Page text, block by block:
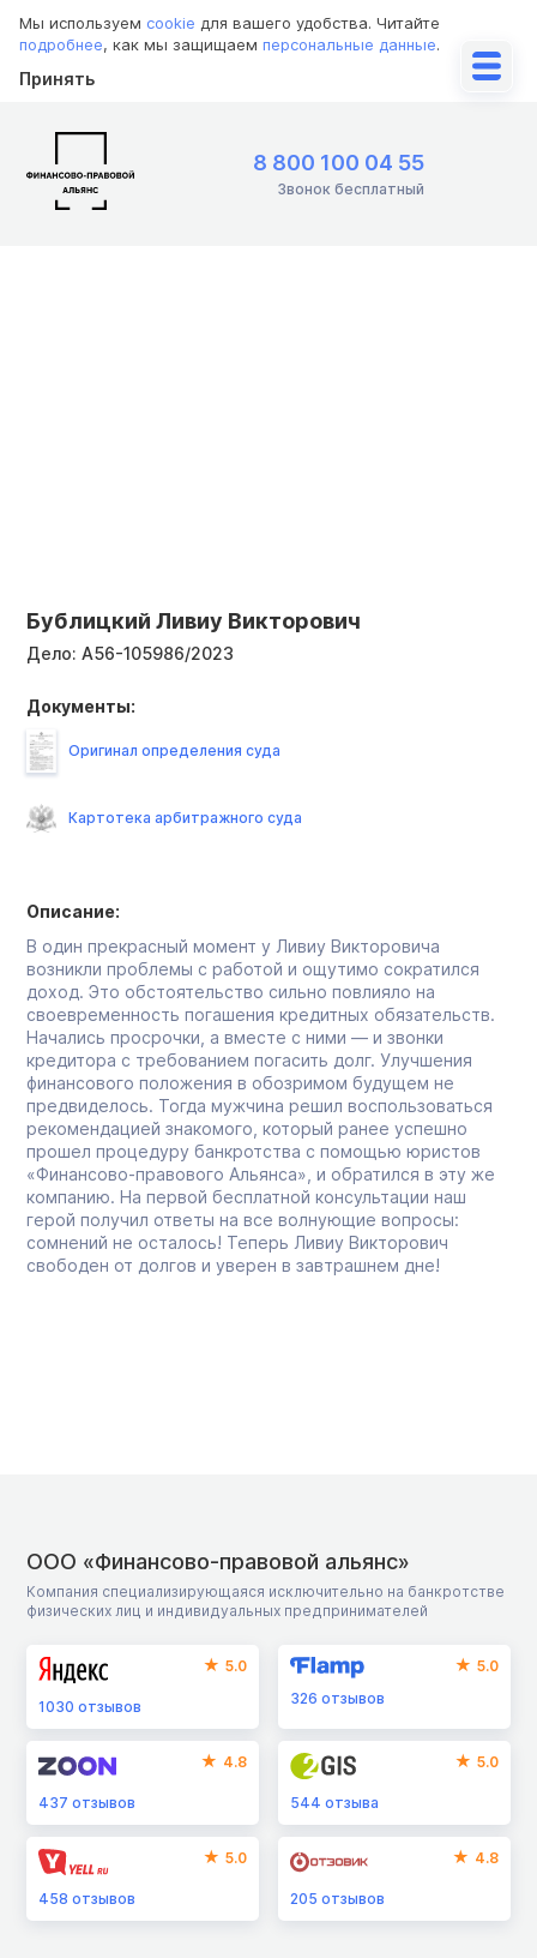
Мы используем cookie для вашего удобства. Читайте
подробнее, как мы защищаем персональные данные.
Принять
8 800 100 04 55
Звонок бесплатный
Бублицкий Ливиу Викторович
Дело: А56-105986/2023
Описание:
В один прекрасный момент у Ливиу Викторовича
возникли проблемы с работой и ощутимо сократился
доход. Это обстоятельство сильно повлияло на
своевременность погашения кредитных обязательств.
Начались просрочки, а вместе с ними — и звонки
кредитора с требованием погасить долг. Улучшения
финансового положения в обозримом будущем не
предвиделось. Тогда мужчина решил воспользоваться
рекомендацией знакомого, который ранее успешно
прошел процедуру банкротства с помощью юристов
«Финансово-правового Альянса», и обратился в эту же
компанию. На первой бесплатной консультации наш
герой получил ответы на все волнующие вопросы:
сомнений не осталось! Теперь Ливиу Викторович
свободен от долгов и уверен в завтрашнем дне!
Документы:
Оригинал определения суда
Картотека арбитражного суда
ООО «Финансово-правовой альянс»
Компания специализирующаяся исключительно на банкротстве
физических лиц и индивидуальных предпринимателей
5.0
1030 отзывов
5.0
326отзывов
4.8
437 отзывов
5.0
544отзыва
5.0
458 отзывов
4.8
205отзывов